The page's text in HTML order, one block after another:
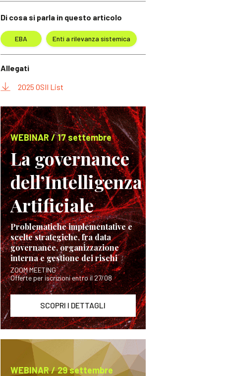
Di cosa si parla in questo articolo
EBA Enti a rilevanza sistemica
Allegati
2025 OSII List
WEBINAR / 17 settembre
La governance
dell’Intelligenza
Artificiale
Problematiche implementative e
scelte strategiche, fra data
governance, organizzazione
interna e gestione dei rischi
ZOOM MEETING
Offerte per iscrizioni entro il 27/08
SCOPRI I DETTAGLI
WEBINAR / 29 settembre